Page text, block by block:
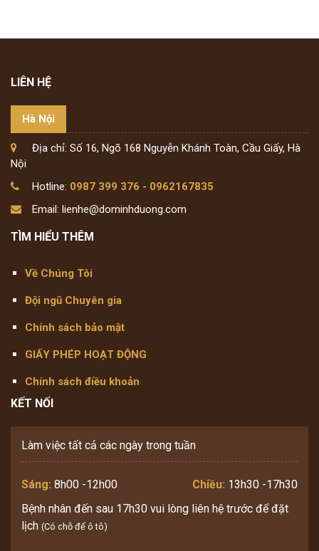
LIÊN HỆ
Hà Nội
Địa chỉ: Số 16, Ngõ 168 Nguyễn Khánh Toàn, Cầu Giấy, Hà
Nội
Hotline: 0987 399 376 - 0962167835
Email: lienhe@dominhduong.com
TÌM HIỂU THÊM
Về Chúng Tôi
Đội ngũ Chuyên gia
Chính sách bảo mật
GIẤY PHÉP HOẠT ĐỘNG
Chính sách điều khoản
KẾT NỐI
Làm việc tất cả các ngày trong tuần
Sáng: 8h00 -12h00 Chiều: 13h30 -17h30
Bệnh nhân đến sau 17h30 vui lòng liên hệ trước để đặt
lịch (Có chỗ để ô tô)